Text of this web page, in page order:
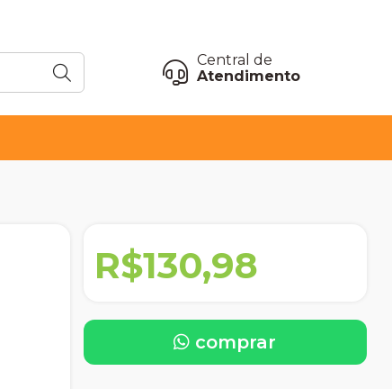
Central de
Atendimento
R$130,98
comprar